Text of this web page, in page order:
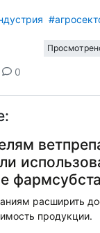
0
расширить
продукции.